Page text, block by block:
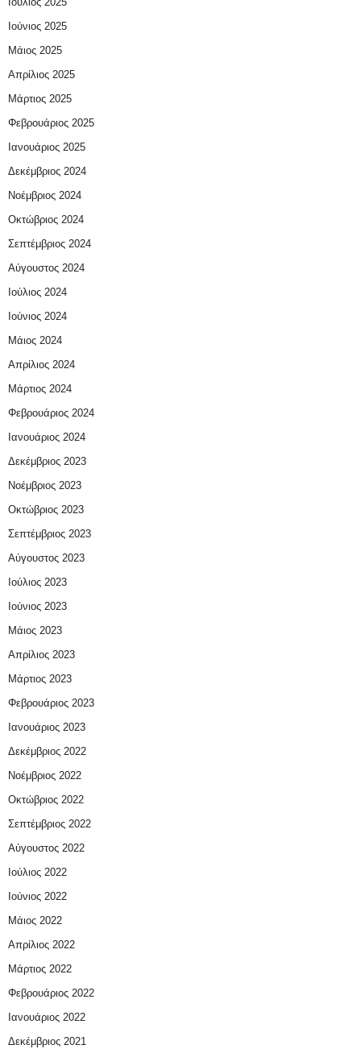
Ιούνιος 2025
Μάιος 2025
Απρίλιος 2025
Μάρτιος 2025
Φεβρουάριος 2025
Ιανουάριος 2025
Δεκέμβριος 2024
Νοέμβριος 2024
Οκτώβριος 2024
Σεπτέμβριος 2024
Αύγουστος 2024
Ιούλιος 2024
Ιούνιος 2024
Μάιος 2024
Απρίλιος 2024
Μάρτιος 2024
Φεβρουάριος 2024
Ιανουάριος 2024
Δεκέμβριος 2023
Νοέμβριος 2023
Οκτώβριος 2023
Σεπτέμβριος 2023
Αύγουστος 2023
Ιούλιος 2023
Ιούνιος 2023
Μάιος 2023
Απρίλιος 2023
Μάρτιος 2023
Φεβρουάριος 2023
Ιανουάριος 2023
Δεκέμβριος 2022
Νοέμβριος 2022
Οκτώβριος 2022
Σεπτέμβριος 2022
Αύγουστος 2022
Ιούλιος 2022
Ιούνιος 2022
Μάιος 2022
Απρίλιος 2022
Μάρτιος 2022
Φεβρουάριος 2022
Ιανουάριος 2022
Δεκέμβριος 2021